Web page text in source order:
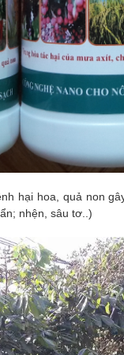
hại hoa, quả non
nhện, sâu tơ..)